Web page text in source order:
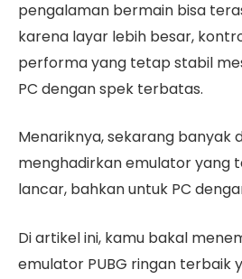
pengalaman bermain bisa
karena layar lebih besar,
performa yang tetap stabil
PC dengan spek terbatas.
Menariknya, sekarang banyak
menghadirkan emulator yang
lancar, bahkan untuk PC
Di artikel ini, kamu bakal
emulator PUBG ringan terbaik